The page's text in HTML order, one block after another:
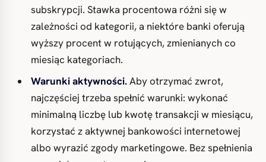
subskrypcji. Stawka procentowa różni się w
zależności od kategorii, a niektóre banki oferują
wyższy procent w rotujących, zmienianych co
miesiąc kategoriach.
Warunki aktywności.Aby otrzymać zwrot,
najczęściej trzeba spełnić warunki: wykonać
minimalną liczbę lub kwotę transakcji w miesiącu,
korzystać z aktywnej bankowości internetowej
albo wyrazić zgody marketingowe. Bez spełnienia